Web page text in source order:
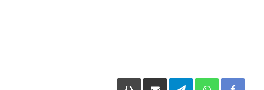
Facebook
WhatsApp
Telegramمشاركة عبر البريد طباعة